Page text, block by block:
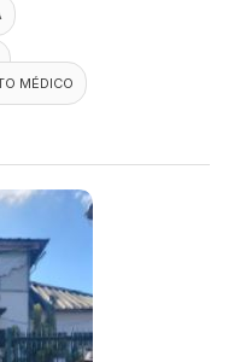
MÉDICO